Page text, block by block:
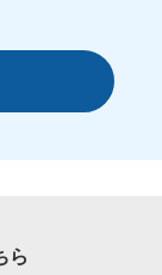
ら